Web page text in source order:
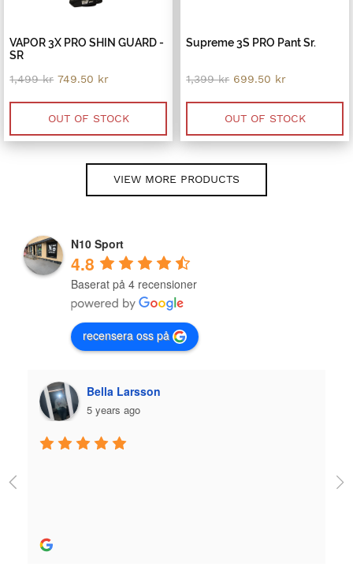
VAPOR 3X PRO SHIN GUARD -
SR
1,499kr Original
was:
1,499 kr.
749.50 krCurrent
is:
749.50 kr.
OUT OF STOCK
Supreme 3S PRO Pant Sr.
1,399kr Original
was:
1,399 kr.
699.50 krCurrent
is:
699.50 kr.
OUT OF STOCK
VIEW MORE PRODUCTS
N10 Sport
4.8
Baserat på 4 recensioner
recensera oss på
Plazmo
5 years ago